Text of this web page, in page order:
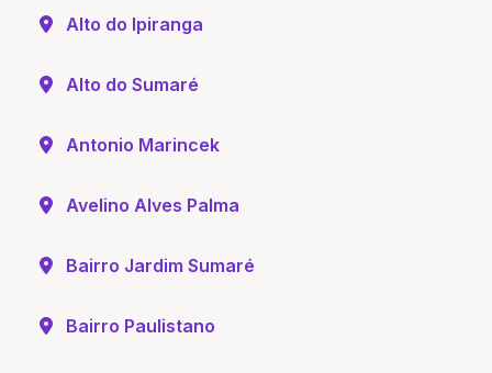
Alto do Ipiranga
Alto do Sumaré
Antonio Marincek
Avelino Alves Palma
Bairro Jardim Sumaré
Bairro Paulistano